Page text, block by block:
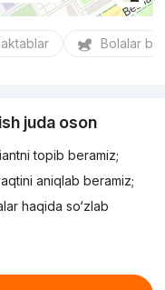
Bolalar
juda oson
topib beramiz;
aniqlab beramiz;
haqida so‘zlab